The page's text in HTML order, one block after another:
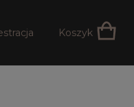
Koszyk